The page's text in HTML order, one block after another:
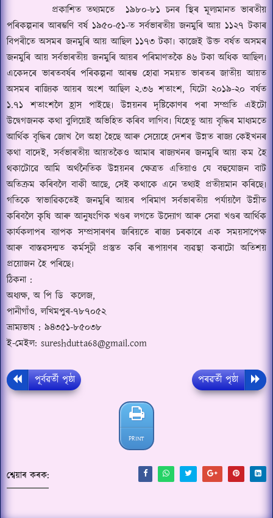
প্ৰকাশিত তথ্যমতে
১৯৮০-৮১ চনৰ স্থিৰ মূল্যমানত ভাৰতীয়
পৰিকল্পনাৰ আৰম্ভণি বৰ্ষ ১৯৫০-৫১-ত সৰ্বভাৰতীয় জনমুৰি আয় ১১২৭ টকাৰ
বিপৰীতে অসমৰ জনমুৰি আয় আছিল ১১৭৩ টকা৷ কাজেই উক্ত বৰ্ষত অসমৰ
জনমুৰি আয় সৰ্বভাৰতীয় জনমুৰি আয়ৰ পৰিমাণতকৈ ৪৬ টকা অধিক আছিল৷
একেদৰেভাৰতবৰ্ষৰ পৰিকল্পনা আৰম্ভ হোৱা সময়ত ভাৰতৰ জাতীয় আয়ত
অসমৰ ৰাজ্যিক আয়ৰ অংশ আছিল ২.৩৬ শতাংশ,যিটো ২০১৯-২০ বৰ্ষত
১.৭১ শতাংশলৈ হ্ৰাস পাইছে৷ উন্নয়নৰ দৃষ্টিকোণৰ পৰা সম্প্ৰতি এইটো
উদ্বেগজনক কথা বুলিয়েই অভিহিত কৰিব লাগিব৷ যিহেতু আয় বৃদ্ধিৰ মাধ্যমতে
আৰ্থিক বৃদ্ধিৰ জোখ লৈ অহা হৈছে আৰু সেয়েহে দেশৰ উন্নত ৰাজ্য কেইখনৰ
কথা বাদেই,সৰ্বভাৰতীয় আয়তকৈও আমাৰ ৰাজ্যখনৰ জনমুৰি আয় কম হৈ
থকাটোৱে আমি অৰ্থনৈতিক উন্নয়নৰ ক্ষেত্ৰত এতিয়াও যে বহুযোজন বাট
অতিক্ৰম কৰিবলৈ বাকী আছে, সেই কথাকে এনে তথ্যই প্ৰতীয়মান কৰিছে৷
গতিকে স্বাভাৱিকতেই জনমুৰি আয়ৰ পৰিমাণ সৰ্বভাৰতীয় পৰ্যায়লৈ উন্নীত
কৰিবলৈ কৃষি আৰু আনুষংগিক খণ্ডৰ লগতে উদ্যোগ আৰু সেৱা খণ্ডৰ আৰ্থিক
কাৰ্যকলাপৰ ব্যাপক সম্প্ৰসাৰণৰ জৰিয়তে ৰাজ্য চৰকাৰে এক সময়সাপেক্ষ
আৰু বাস্তৱসন্মত কৰ্মসূচী প্ৰস্তুত কৰি ৰূপায়ণৰ ব্যৱস্থা কৰাটো অতিশয়
প্ৰয়োজন হৈ পৰিছে৷
ঠিকনা :
অধ্যক্ষ,অ পি ডি কলেজ,
পানীগাঁও,লখিমপুৰ-৭৮৭০৫২
ভ্ৰাম্যভাষ : ৯৪৩৫১-৮৫০৩৮
ই-মেইল: sureshdutta68@gmail.com
পূৰ্বৱৰ্তী পৃষ্ঠা পৰৱৰ্তী পৃষ্ঠা
PRINT
শ্বেয়াৰ কৰক: